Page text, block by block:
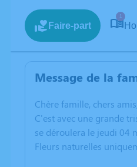
Faire-part
1
Message de la
Chère famille, chers amis,
C'est avec une grande
se déroulera le jeudi 04
Fleurs naturelles